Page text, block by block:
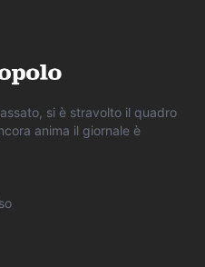
si è stravolto il quadro
anima il giornale è